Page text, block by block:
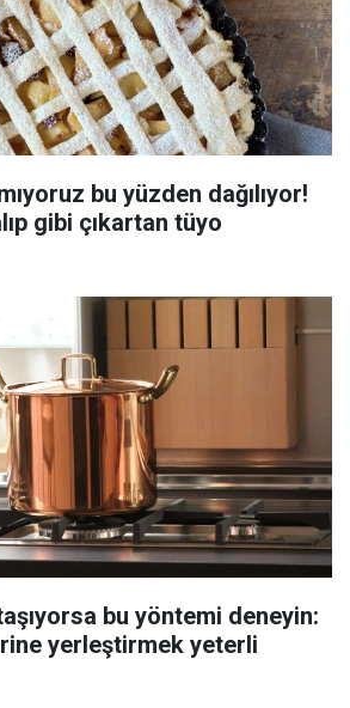
bu yüzden dağılıyor!
gibi çıkartan tüyo
bu yöntemi deneyin:
yerleştirmek yeterli